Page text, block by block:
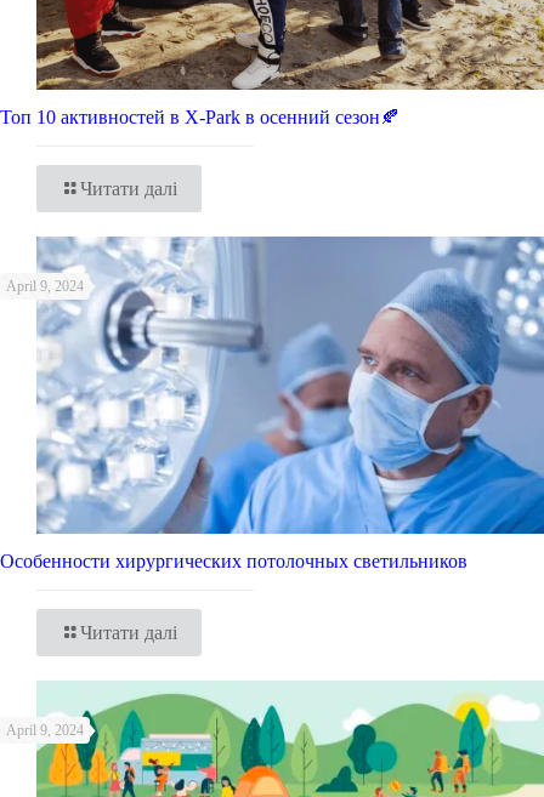
Топ 10 активностей в X-Park в осенний сезон🍂
Читати далі
April 9, 2024
Особенности хирургических потолочных светильников
Читати далі
April 9, 2024